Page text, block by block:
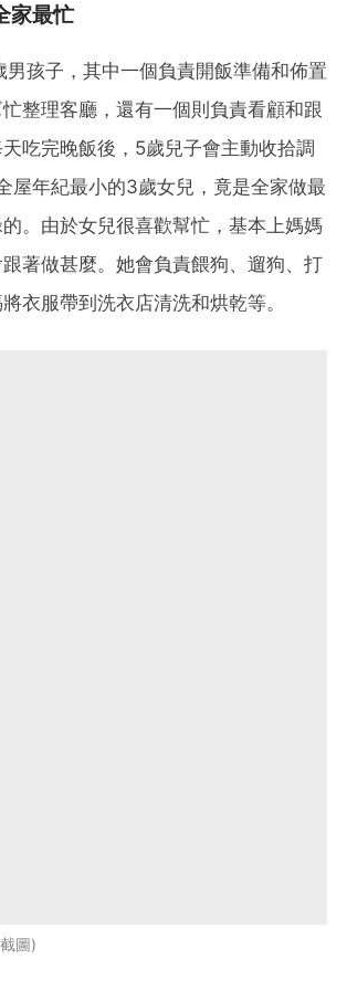
家最忙
孩子，其中一個負責開飯準備和佈置
整理客廳，還有一個則負責看顧和跟
吃完晚飯後，5歲兒子會主動收拾調
屋年紀最小的3歲女兒，竟是全家做最
。由於女兒很喜歡幫忙，基本上媽媽
著做甚麼。她會負責餵狗、遛狗、打
衣服帶到洗衣店清洗和烘乾等。
圖